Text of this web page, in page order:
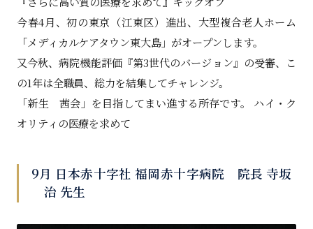
今春4月、初の東京（江東区）進出、大型複合老人ホーム
「メディカルケアタウン東大島」がオープンします。
又今秋、病院機能評価『第3世代のバージョン』の受審、こ
の1年は全職員、総力を結集してチャレンジ。
「新生 茜会」を目指してまい進する所存です。 ハイ・ク
オリティの医療を求めて
9月 日本赤十字社 福岡赤十字病院 院長 寺坂
治 先生